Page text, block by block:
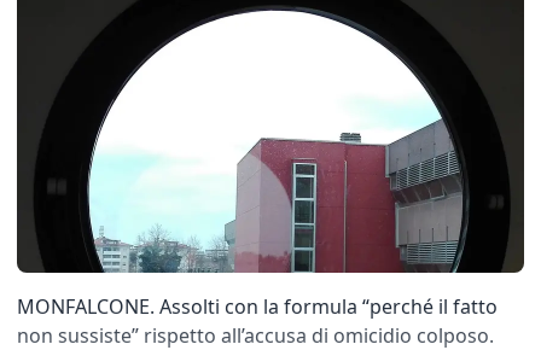
MONFALCONE. Assolti con la formula “perché il fatto
non sussiste” rispetto all’accusa di omicidio colposo.